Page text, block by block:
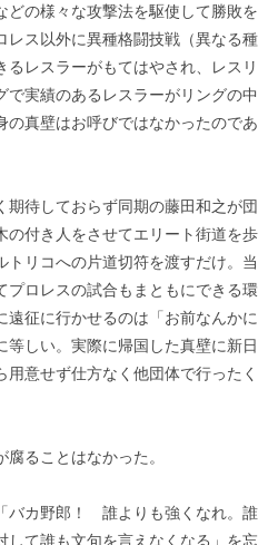
どの様々な攻撃法を駆使して勝敗を
レス以外に異種格闘技戦（異なる種
るレスラーがもてはやされ、レスリ
で実績のあるレスラーがリングの中
の真壁はお呼びではなかったのであ
待しておらず同期の藤田和之が団
の付き人をさせてエリート街道を歩
トリコへの片道切符を渡すだけ。当
プロレスの試合もまともにできる環
征に行かせるのは「お前なんかに
しい。実際に帰国した真壁に新日
意せず仕方なく他団体で行ったく
ることはなかった。
バカ野郎！ 誰よりも強くなれ。誰
して誰も文句を言えなくなる」を忘